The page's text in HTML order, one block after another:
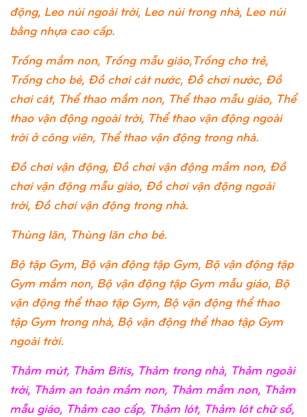
động, Leo núi ngoài trời, Leo núi trong nhà, Leo núi
bằng nhựa cao cấp.
Trống mầm non, Trống mẫu giáo,Trống cho trẻ,
Trống cho bé, Đồ chơi cát nước, Đồ chơi nước, Đồ
chơi cát, Thể thao mầm non, Thể thao mẫu giáo, Thể
thao vận động ngoài trời, Thể thao vận động ngoài
trời ở công viên, Thể thao vận động trong nhà.
Đồ chơi vận động, Đồ chơi vận động mầm non, Đồ
chơi vận động mẫu giáo, Đồ chơi vận động ngoài
trời, Đồ chơi vận động trong nhà.
Thùng lăn, Thùng lăn cho bé.
Bộ tập Gym, Bộ vận động tập Gym, Bộ vận động tập
Gym mầm non, Bộ vận động tập Gym mẫu giáo, Bộ
vận động thể thao tập Gym, Bộ vận động thể thao
tập Gym trong nhà, Bộ vận động thể thao tập Gym
ngoài trời.
Thảm mút, Thảm Bitis, Thảm trong nhà, Thảm ngoài
trời, Thảm an toàn mầm non, Thảm mầm non, Thảm
mẫu giáo, Thảm cao cấp, Thảm lót, Thảm lót chữ số,